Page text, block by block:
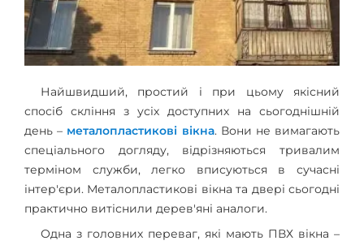
Найшвидший, простий і при цьому якісний
спосіб скління з усіх доступних на сьогоднішній
день – металопластикові вікна. Вони не вимагають
спеціального догляду, відрізняються тривалим
терміном служби, легко вписуються в сучасні
інтер'єри. Металопластикові вікна та двері сьогодні
практично витіснили дерев'яні аналоги.
Одна з головних переваг, які мають ПВХ вікна –